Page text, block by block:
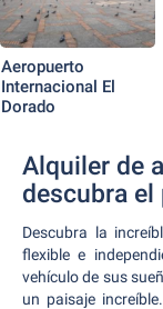
Aeropuerto
Internacional El
Dorado
Alquiler de
descubra
Descubra la
flexible e
vehículo de sus
un paisaje